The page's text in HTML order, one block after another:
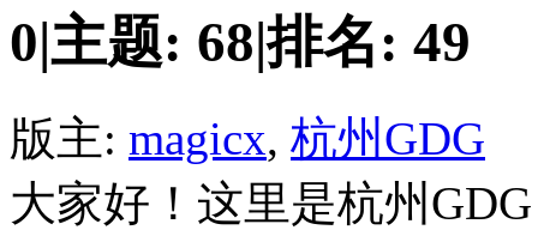
0|主题: 68|排名: 49
版主: magicx, 杭州GDG
大家好！这里是杭州